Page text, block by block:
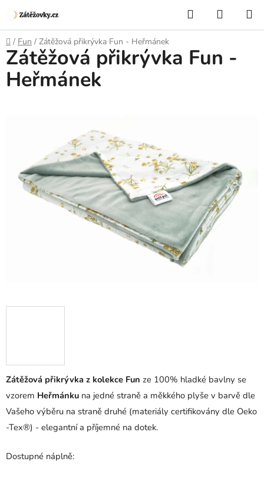
obsah
Hledat
KOŠÍK
Domů
/ Fun / Zátěžová přikrývka Fun - Heřmánek
Zátěžová přikrývka z kolekce Fun ze 100% hladké bavlny se
vzorem Heřmánku na jedné straně a měkkého plyše v barvě dle
Vašeho výběru na straně druhé (materiály certifikovány dle Oeko
-Tex®) - elegantní a příjemné na dotek.
Dostupné náplně:
Zátěžová přikrývka Fun -
Heřmánek